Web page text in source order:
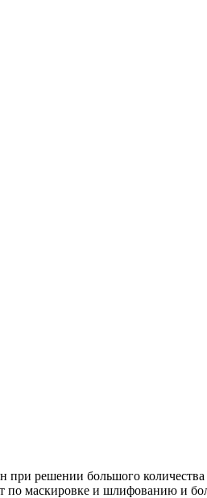
при решении большого
маскировке и шлифованию и